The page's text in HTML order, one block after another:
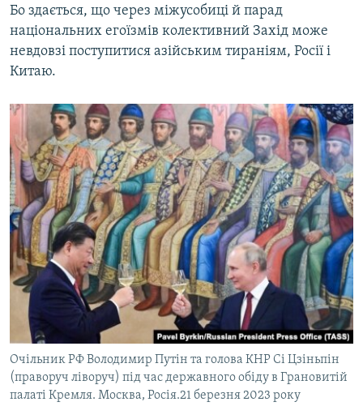
Бо здається, що через міжусобиці й парад
національних егоїзмів колективний Захід може
невдовзі поступитися азійським тираніям, Росії і
Китаю.
Очільник РФ Володимир Путін та голова КНР Сі Цзіньпін
(праворуч ліворуч) під час державного обіду в Грановитій
палаті Кремля. Москва, Росія.21 березня 2023 року